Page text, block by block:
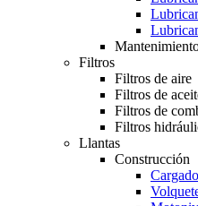
Filtros
Filtros de aire
Filtros de
Filtros de
Filtros
Llantas
Construcción